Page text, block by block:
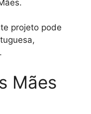
projeto pode
Mães